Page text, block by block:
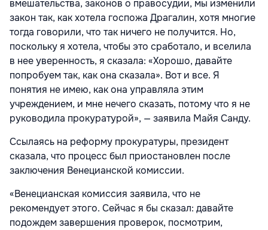
вмешательства, законов о правосудии, мы изменили
закон так, как хотела госпожа Драгалин, хотя многие
тогда говорили, что так ничего не получится. Но,
поскольку я хотела, чтобы это сработало, и вселила
в нее уверенность, я сказала: «Хорошо, давайте
попробуем так, как она сказала». Вот и все. Я
понятия не имею, как она управляла этим
учреждением, и мне нечего сказать, потому что я не
руководила прокуратурой», — заявила Майя Санду.
Ссылаясь на реформу прокуратуры, президент
сказала, что процесс был приостановлен после
заключения Венецианской комиссии.
«Венецианская комиссия заявила, что не
рекомендует этого. Сейчас я бы сказал: давайте
подождем завершения проверок, посмотрим,